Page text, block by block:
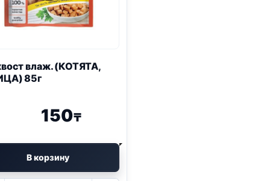
влаж. (КОТЯТА,
85г
150₸
В корзину